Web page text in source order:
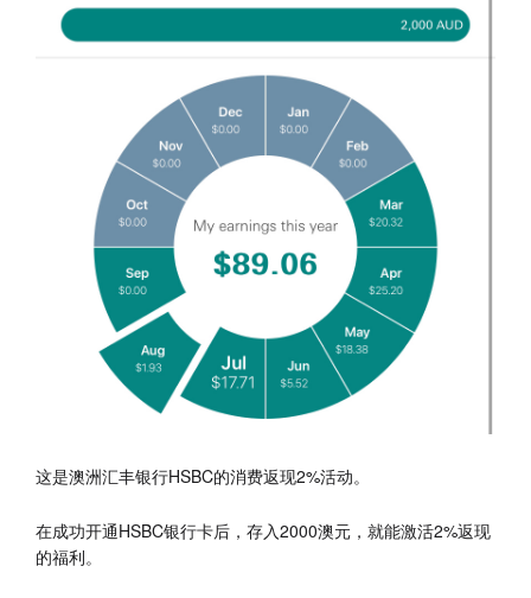
这是澳洲汇丰银行HSBC的消费返现2%活动。
在成功开通HSBC银行卡后，存入2000澳元，就能激活2%返现
的福利。